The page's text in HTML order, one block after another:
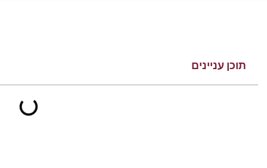
תוכן עניינים